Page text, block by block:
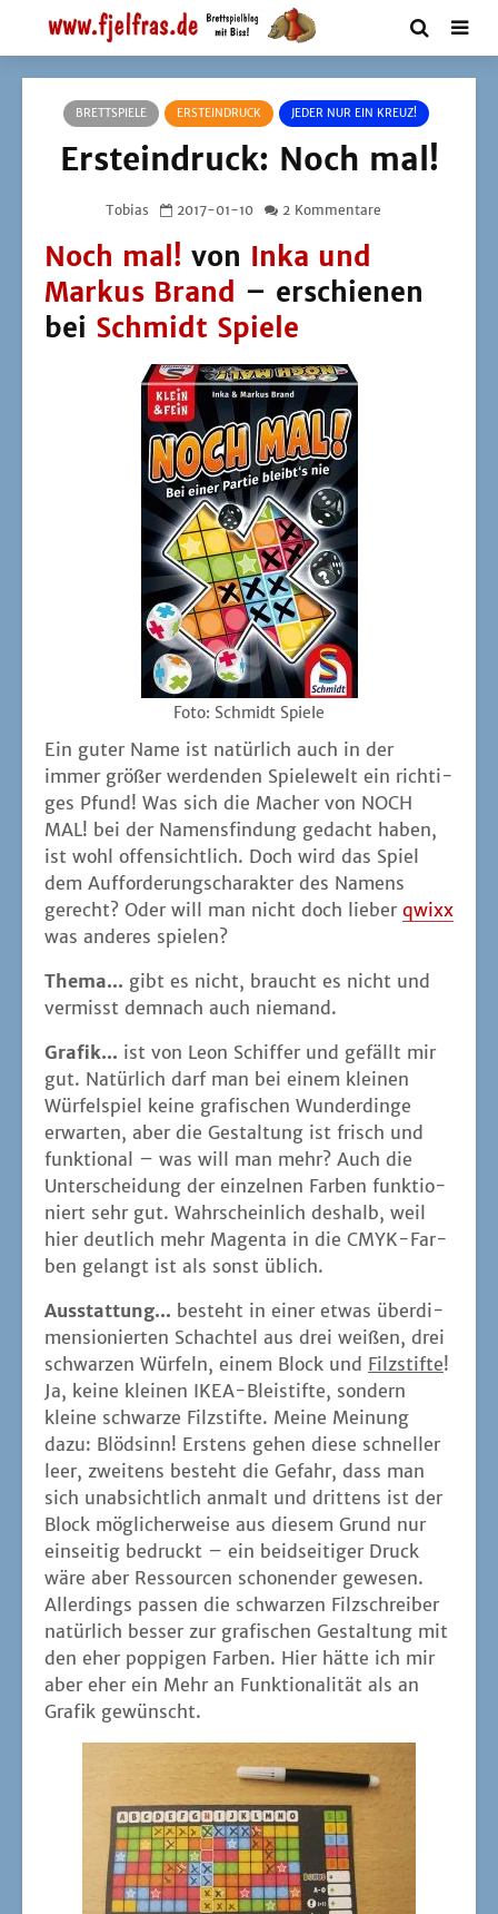
BRETTSPIELE ERSTEINDRUCK JEDER NUR EIN KREUZ!
Ersteindruck: Noch mal!
Tobias 2017-01-10 2 Kommentare
Noch mal! von Inka und
Markus Brand – erschienen
bei Schmidt Spiele
Foto: Schmidt Spiele
Ein guter Name ist natür­lich auch in der
immer grö­ßer wer­den­den Spie­le­welt ein rich­ti­
ges Pfund! Was sich die Macher von NOCH
MAL! bei der Namens­fin­dung gedacht haben,
ist wohl offen­sicht­lich. Doch wird das Spiel
dem Auf­for­de­rungs­cha­rak­ter des Namens
gerecht? Oder will man nicht doch lie­ber qwixx
was ande­res spielen?
The­ma... gibt es nicht, braucht es nicht und
ver­misst dem­nach auch niemand.
Gra­fik... ist von Leon Schif­fer und gefällt mir
gut. Natür­lich darf man bei einem klei­nen
Wür­fel­spiel kei­ne gra­fi­schen Wun­der­din­ge
erwar­ten, aber die Gestal­tung ist frisch und
funk­tio­nal – was will man mehr? Auch die
Unter­schei­dung der ein­zel­nen Far­ben funk­tio­
niert sehr gut. Wahr­schein­lich des­halb, weil
hier deut­lich mehr Magen­ta in die CMYK-Far­
ben gelangt ist als sonst üblich.
Aus­stat­tung... besteht in einer etwas über­di­
men­sio­nier­ten Schach­tel aus drei wei­ßen, drei
schwar­zen Wür­feln, einem Block und Filz­stif­te!
Ja, kei­ne klei­nen IKEA-Blei­stif­te, son­dern
klei­ne schwar­ze Filz­stif­te. Mei­ne Mei­nung
dazu: Blöd­sinn! Ers­tens gehen die­se schnel­ler
leer, zwei­tens besteht die Gefahr, dass man
sich unab­sicht­lich anmalt und drit­tens ist der
Block mög­li­cher­wei­se aus die­sem Grund nur
ein­sei­tig bedruckt – ein beid­sei­ti­ger Druck
wäre aber Res­sour­cen scho­nen­der gewe­sen.
Aller­dings pas­sen die schwar­zen Filz­schrei­ber
natür­lich bes­ser zur gra­fi­schen Gestal­tung mit
den eher pop­pi­gen Far­ben. Hier hät­te ich mir
aber eher ein Mehr an Funk­tio­na­li­tät als an
Gra­fik gewünscht.